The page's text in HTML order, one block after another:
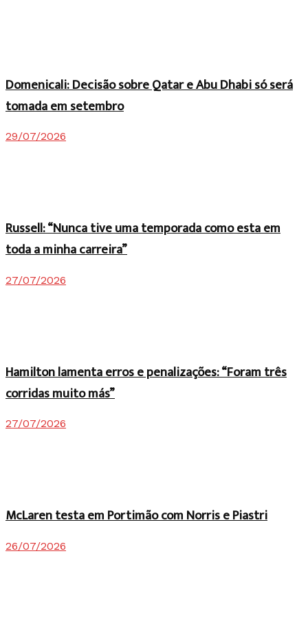
Domenicali: Decisão sobre Qatar e Abu Dhabi só será
tomada em setembro
29/07/2026
Russell: “Nunca tive uma temporada como esta em
toda a minha carreira”
27/07/2026
Hamilton lamenta erros e penalizações: “Foram três
corridas muito más”
27/07/2026
McLaren testa em Portimão com Norris e Piastri
26/07/2026